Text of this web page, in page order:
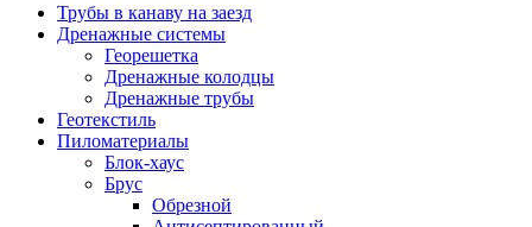
Трубы в канаву на заезд
Дренажные системы
Георешетка
Дренажные колодцы
Дренажные трубы
Геотекстиль
Пиломатериалы
Блок-хаус
Брус
Обрезной